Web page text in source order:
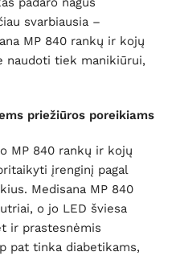
svarbiausia –
MP 840 rankų ir kojų
naudoti tiek manikiūrui,
priežiūros poreikiams
MP 840 rankų ir kojų
įrenginį pagal
Medisana MP 840
o jo LED šviesa
ir prastesnėmis
pat tinka diabetikams,